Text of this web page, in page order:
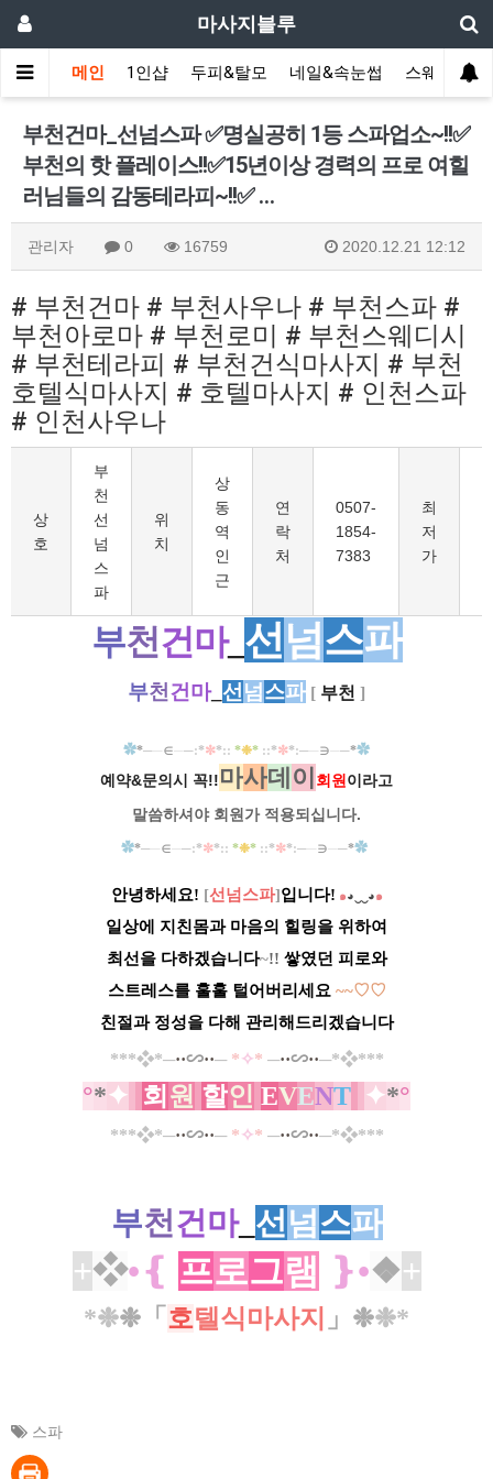
마사지블루
메인 1인샵 두피&탈모 네일&속눈썹 스웨디시(
부천건마_선넘스파 ✅명실공히 1등 스파업소~!!✅
부천의 핫 플레이스!!✅15년이상 경력의 프로 여힐
러님들의 감동테라피~!!✅ …
관리자 0 16759 2020.12.21 12:12
# 부천건마 # 부천사우나 # 부천스파 #
부천아로마 # 부천로미 # 부천스웨디시
# 부천테라피 # 부천건식마사지 # 부천
호텔식마사지 # 호텔마사지 # 인천스파
# 인천사우나
상
호
부
천
선
넘
스
파
위
치
상
동
역
인
근
연
락
처
0507-
1854-
7383
최
저
가
부천건마_ 선넘스파
부천 건마_ 선 넘 스파 [ 부천 ]
✿*──∈──:*✼*:: *❉* ::*✼*:──∋──*✿
예약&문의시 꼭!!마사데 이 회원 이라고
말씀하셔야 회원가 적용되십니다.
✿*──∈──:*✼*:: *❉* ::*✼*:──∋──*✿
안녕하세요! [선넘스파]입니다! ๑◕‿‿◕๑
일상에 지친몸과 마음의 힐링을 위하여
최선을 다하겠습니다~!! 쌓였던 피로와
스트레스를 훌훌 털어버리세요 ~~♡♡
친절과 정성을 다해 관리해드리겠습니다
***​❖*─··∽··─ *✧* ─··∽··─*❖***
°*✦ 회 원 할인 EVENT ✦*°
***​❖*─··∽··─ *✧* ─··∽··─*❖***
부천건마_ 선넘스파
+❖•❴ 프로그램 ❵•❖+
*❉❉ 「 호텔식마사지 」 ❉❉*
스파